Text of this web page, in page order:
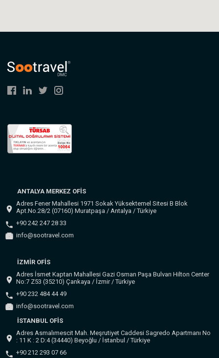
ANTALYA MERKEZ OFİS
Adres Fener Mahallesi 1971 Sokak Yüksektemel Sitesi B Blok
Apt.No.28/2 (07160) Muratpaşa / Antalya / Türkiye
+90 242 247 28 33
info@sootravel.com
İZMİR OFİS
Adres İsmet Kaptan Mahallesi Gazi Osman Paşa Bulvarı Hilton Center
No:7 Z53 (35210) Çankaya / İzmir / Türkiye
+90 232 484 44 49
info@sootravel.com
İSTANBUL OFİS
Adres Asmalımescit Mah. Meşrutiyet Caddesi Sagredo Apartmanı No
: 11 K : 2 D:4 (34440) Beyoğlu / İstanbul / Türkiye
+90 212 293 07 66